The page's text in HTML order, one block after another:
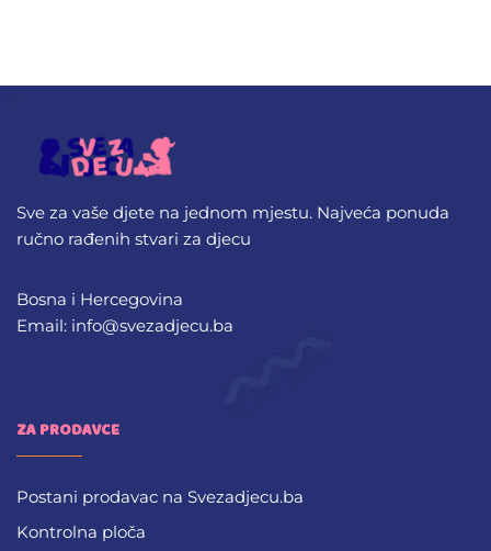
Sve za vaše djete na jednom mjestu. Najveća ponuda
ručno rađenih stvari za djecu
Bosna i Hercegovina
Email: info@svezadjecu.ba
ZA PRODAVCE
Postani prodavac na Svezadjecu.ba
Kontrolna ploča